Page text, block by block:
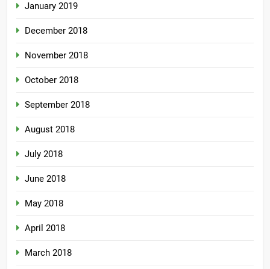
January 2019
December 2018
November 2018
October 2018
September 2018
August 2018
July 2018
June 2018
May 2018
April 2018
March 2018